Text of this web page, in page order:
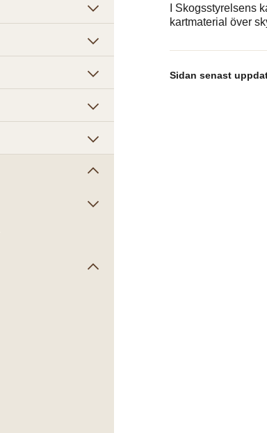
I Skogsstyrelsens
kartmaterial över
Sidan senast